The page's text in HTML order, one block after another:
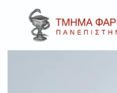
Skip to main content